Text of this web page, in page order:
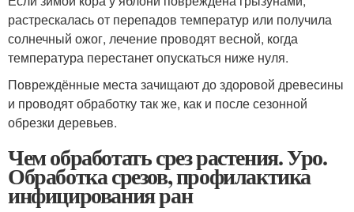
растрескалась от перепадов температур или получила
солнечный ожог, лечение проводят весной, когда
температура перестанет опускаться ниже нуля.
Повреждённые места зачищают до здоровой древесины
и проводят обработку так же, как и после сезонной
обрезки деревьев.
Чем обработать срез растения. Уро.
Обработка срезов, профилактика
инфицирования ран